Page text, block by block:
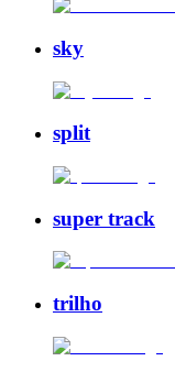
sky
split
super track
trilho